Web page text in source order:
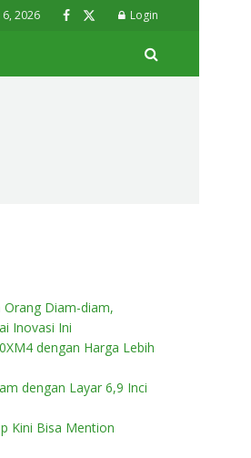
2026 Login
Orang Diam-diam,
Inovasi Ini
dengan Harga Lebih
dengan Layar 6,9 Inci
Kini Bisa Mention